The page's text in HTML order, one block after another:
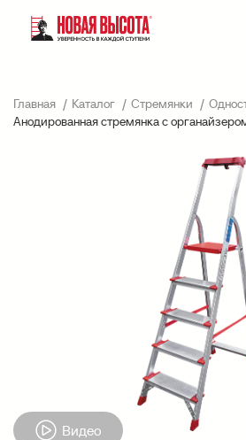
Главная Каталог Стремянки
Анодированная стремянка с
Видео